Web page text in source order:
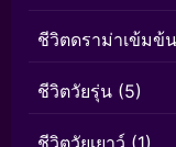
ชีวิตดราม่าเข้มข้น
ชีวิตวัยรุ่น (5)
ชีวิตวัยเยาว์ (1)